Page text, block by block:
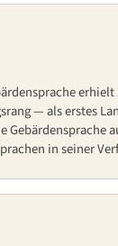
erhielt
— als erstes
Gebärdensprache
in seiner